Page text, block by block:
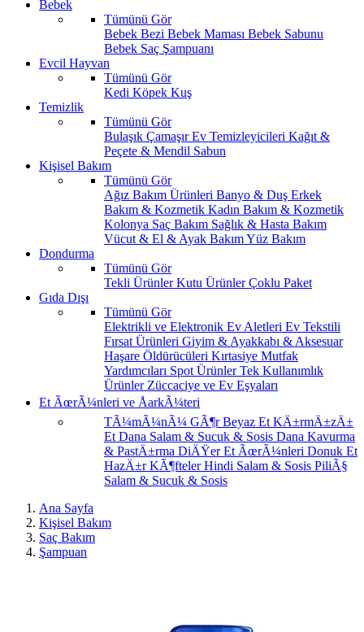
Bebek
Tümünü Gör
Bebek Bezi Bebek Maması Bebek Sabunu
Bebek Saç Şampuanı
Evcil Hayvan
Tümünü Gör
Kedi Köpek Kuş
Temizlik
Tümünü Gör
Bulaşık ÇamaşırEv Temizleyicileri Kağıt &
Peçete & Mendil Sabun
Kişisel Bakım
Tümünü Gör
Ağız Bakım Ürünleri Banyo & Duş Erkek
Bakım & Kozmetik Kadın Bakım & Kozmetik
Kolonya Saç Bakım Sağlık & Hasta Bakım
Vücut & El & Ayak BakımYüz Bakım
Dondurma
Tümünü Gör
Tekli ÜrünlerKutu ÜrünlerÇoklu Paket
Gıda Dışı
Tümünü Gör
Elektrikli ve Elektronik Ev Aletleri Ev Tekstili
Fırsat Ürünleri Giyim & Ayakkabı & Aksesuar
Haşare Öldürücüleri Kırtasiye Mutfak
Yardımcıları Spot ÜrünlerTek Kullanımlık
Ürünler Züccaciye ve Ev Eşyaları
Et ÃœrÃ¼nleri ve ÅarkÃ¼teri
TÃ¼mÃ¼nÃ¼ GÃ¶rBeyaz Et KÄ±rmÄ±zÄ±
Et Dana Salam & Sucuk & Sosis Dana Kavurma
& PastÄ±rma DiÄŸer Et ÃœrÃ¼nleri Donuk Et
HazÄ±r KÃ¶ftelerHindi Salam & Sosis PiliÃ§
Salam & Sucuk & Sosis
Ana Sayfa
Kişisel Bakım
Saç Bakım
Şampuan